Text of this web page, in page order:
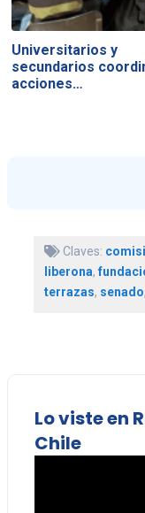
Universitarios y
secundarios
acciones…
Claves:
liberona,
terrazas, senado
Lo viste en
Chile